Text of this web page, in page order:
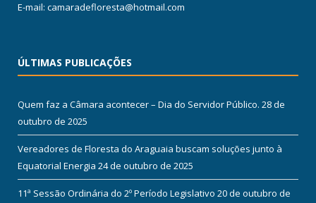
E-mail: camaradefloresta@hotmail.com
ÚLTIMAS PUBLICAÇÕES
Quem faz a Câmara acontecer – Dia do Servidor Público. 28 de
outubro de 2025
Vereadores de Floresta do Araguaia buscam soluções junto à
Equatorial Energia 24 de outubro de 2025
11ª Sessão Ordinária do 2º Período Legislativo 20 de outubro de